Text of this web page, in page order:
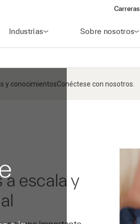
Carreras
Industrias Sobre nosotros
y conocimientosConéctese con nosotros.
a escala y